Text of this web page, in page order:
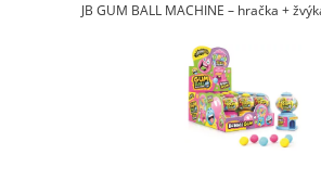
JB GUM BALL MACHINE – hračka +